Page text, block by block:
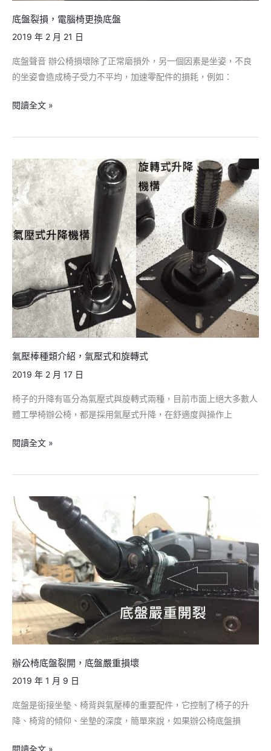
底盤裂損，電腦椅更換底盤
2019 年 2 月 21 日
底盤聲音 辦公椅損壞除了正常磨損外，另一個因素是坐姿，不良
的坐姿會造成椅子受力不平均，加速零配件的損耗，例如：
閱讀全文 »
氣壓棒種類介紹，氣壓式和旋轉式
2019 年 2 月 17 日
椅子的升降有區分為氣壓式與旋轉式兩種，目前市面上絕大多數人
體工學椅辦公椅，都是採用氣壓式升降，在舒適度與操作上
氣
壓
棒
種
類
介
紹，
氣
壓
式
和
旋
轉
式
閱讀全文 »
辦公椅底盤裂開，底盤嚴重損壞
2019 年 1 月 9 日
底盤是銜接坐墊、椅背與氣壓棒的重要配件，它控制了椅子的升
降、椅背的傾仰、坐墊的深度，簡單來說，如果辦公椅底盤損
辦
公
椅
底
盤
裂
開，
盤
嚴
重
損
閱讀全文 »